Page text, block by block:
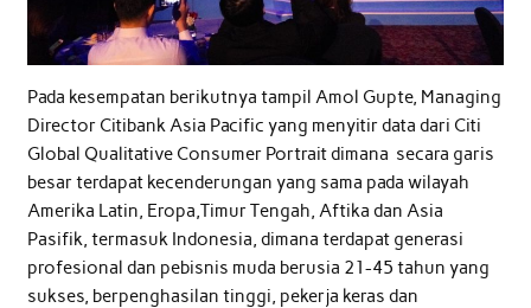
Pada kesempatan berikutnya tampil Amol Gupte, Managing
Director Citibank Asia Pacific yang menyitir data dari Citi
Global Qualitative Consumer Portrait dimana secara garis
besar terdapat kecenderungan yang sama pada wilayah
Amerika Latin, Eropa,Timur Tengah, Aftika dan Asia
Pasifik, termasuk Indonesia, dimana terdapat generasi
profesional dan pebisnis muda berusia 21-45 tahun yang
sukses, berpenghasilan tinggi, pekerja keras dan